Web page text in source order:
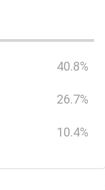
40.8%
26.7%
10.4%